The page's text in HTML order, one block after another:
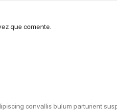
que comente.
convallis bulum parturient